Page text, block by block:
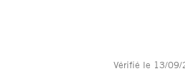
Vérifié le 13/09/